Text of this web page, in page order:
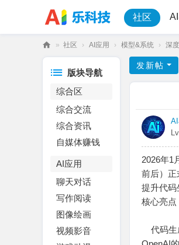
社区
乐
科
» 社区 › AI应用 › 模型&系统 › 深
版块导航
综合区
综合交流
综合资讯
自媒体赚钱
AI应用
聊天对话
写作阅读
图像绘画
视频影音
发新帖
2026年1
前后）正
提升代码
核心亮点
代码生